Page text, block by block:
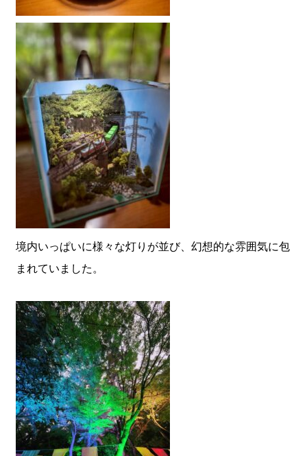
境内いっぱいに様々な灯りが並び、幻想的な雰囲気に包
まれていました。